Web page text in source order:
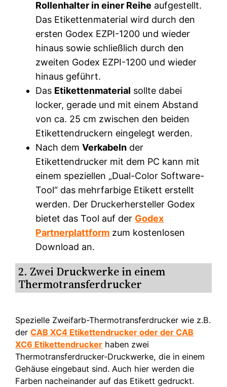
Rollenhalter in einer Reihe aufgestellt.
Das Etikettenmaterial wird durch den
ersten Godex EZPI-1200 und wieder
hinaus sowie schließlich durch den
zweiten Godex EZPI-1200 und wieder
hinaus geführt.
Das Etikettenmaterial sollte dabei
locker, gerade und mit einem Abstand
von ca. 25 cm zwischen den beiden
Etikettendruckern eingelegt werden.
Nach demVerkabeln der
Etikettendrucker mit dem PC kann mit
einem speziellen „Dual-Color Software-
Tool“ das mehrfarbige Etikett erstellt
werden. Der Druckerhersteller Godex
bietet das Tool auf der Godex
Partnerplattform zum kostenlosen
Download an.
2. Zwei Druckwerke in einem
Thermotransferdrucker
Spezielle Zweifarb-Thermotransferdrucker wie z.B.
derCAB XC4 Etikettendrucker oder der CAB
XC6 Etikettendrucker haben zwei
Thermotransferdrucker-Druckwerke, die in einem
Gehäuse eingebaut sind. Auch hier werden die
Farben nacheinander auf das Etikett gedruckt.